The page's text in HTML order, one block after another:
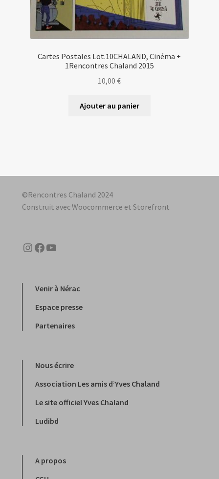
Cartes Postales Lot.10CHALAND, Cinéma +
1Rencontres Chaland 2015
10,00€
Ajouter au panier
©Rencontres Chaland 2024
Construit avec Woocommerce et Storefront
Instagram
Facebook
YouTube
Venir à Nérac
Espace presse
Partenaires
Nous écrire
Association Les amis d’Yves Chaland
Le site officiel Yves Chaland
Ludibd
A propos